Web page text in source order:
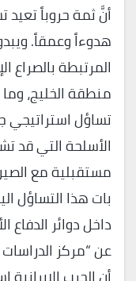
أنَّ ثمة حروباً
هدوءاً وعمقاً.
المرتبطة بالصراع
منطقة الخليج، وما
تساؤل
الأسلحة التي قد
مستقبلية مع
​بات هذا التساؤل
داخل دوائر الدفاع